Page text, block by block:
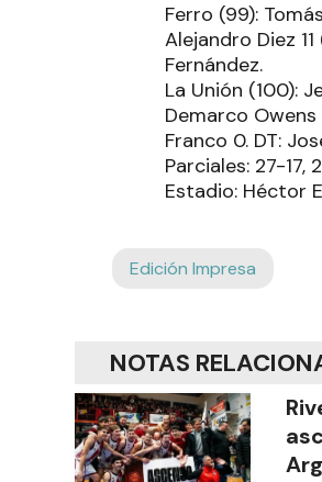
Ferro (99):
Alejandro Diez
Fernández.
La Unión (100):
Demarco Owens
Franco 0. DT:
Parciales: 27-
Estadio: Héctor
Edición Impresa
NOTAS